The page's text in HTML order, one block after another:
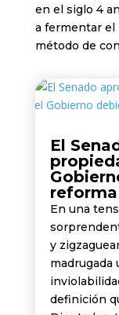
en el siglo 4
a fermentar el
método de
El
En una
y
madrugada
definición